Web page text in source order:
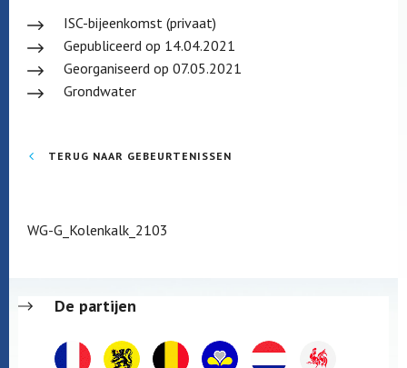
ISC-bijeenkomst (privaat)
Gepubliceerd op 14.04.2021
Georganiseerd op 07.05.2021
Grondwater
TERUG NAAR GEBEURTENISSEN
WG-G_Kolenkalk_2103
De partijen